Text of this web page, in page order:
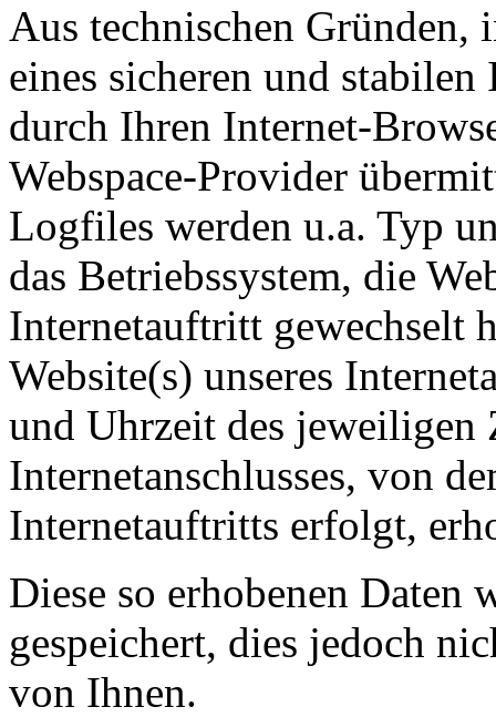
Aus technischen Gründen,
eines sicheren und
durch Ihren Internet-
Webspace-Provider
Logfiles werden u.a. Typ
das Betriebssystem, die
Internetauftritt gewechselt
Website(s) unseres
und Uhrzeit des jeweiligen
Internetanschlusses, von
Internetauftritts erfolgt,
Diese so erhobenen Daten
gespeichert, dies jedoch
von Ihnen.